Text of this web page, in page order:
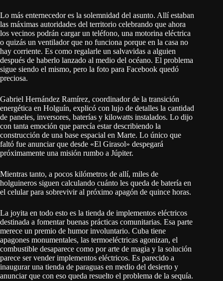
Lo más enternecedor es la solemnidad del asunto. Allí estaban
las máximas autoridades del territorio celebrando que ahora
los vecinos podrán cargar un teléfono, una motorina eléctrica
o quizás un ventilador que no funciona porque en la casa no
hay corriente. Es como regalarle un salvavidas a alguien
después de haberlo lanzado al medio del océano. El problema
sigue siendo el mismo, pero la foto para Facebook quedó
preciosa.
Gabriel Hernández Ramírez, coordinador de la transición
energética en Holguín, explicó con lujo de detalles la cantidad
de paneles, inversores, baterías y kilowatts instalados. Lo dijo
con tanta emoción que parecía estar describiendo la
construcción de una base espacial en Marte. Lo único que
faltó fue anunciar que desde «El Girasol» despegará
próximamente una misión rumbo a Júpiter.
Mientras tanto, a pocos kilómetros de allí, miles de
holguineros siguen calculando cuánto les queda de batería en
el celular para sobrevivir al próximo apagón de quince horas.
La joyita en todo esto es la tienda de implementos eléctricos
destinada a fomentar buenas prácticas comunitarias. Esa parte
merece un premio de humor involuntario. Cuba tiene
apagones monumentales, las termoeléctricas agonizan, el
combustible desaparece como por arte de magia y la solución
parece ser vender implementos eléctricos. Es parecido a
inaugurar una tienda de paraguas en medio del desierto y
anunciar que con eso queda resuelto el problema de la sequía.